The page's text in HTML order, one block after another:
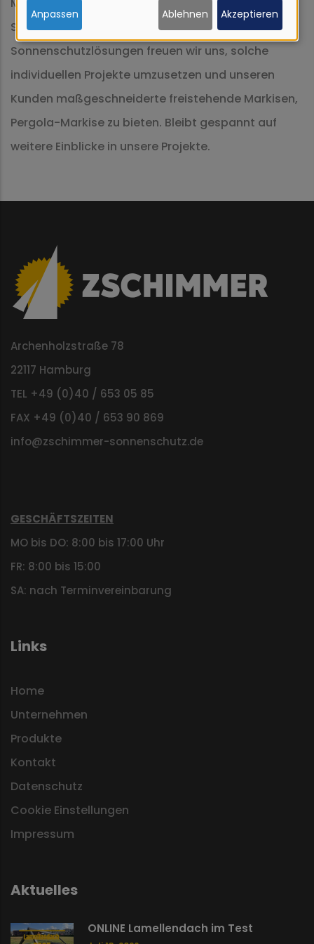
Spezialisierung auf hochwertige
Sonnenschutzlösungen freuen wir uns, solche
individuellen Projekte umzusetzen und unseren
Kunden maßgeschneiderte freistehende Markisen,
Pergola-Markise zu bieten. Bleibt gespannt auf
weitere Einblicke in unsere Projekte.
Archenholzstraße 78
22117 Hamburg
TEL +49 (0)40 / 653 05 85
FAX +49 (0)40 / 653 90 869
info@zschimmer-sonnenschutz.de
GESCHÄFTSZEITEN
MO bis DO: 8:00 bis 17:00 Uhr
FR: 8:00 bis 15:00
SA: nach Terminvereinbarung
Links
Home
Unternehmen
Produkte
Kontakt
Datenschutz
Cookie Einstellungen
Impressum
Aktuelles
ONLINE Lamellendach im Test
und
Cookies
Anpassen Ablehnen Akzeptieren